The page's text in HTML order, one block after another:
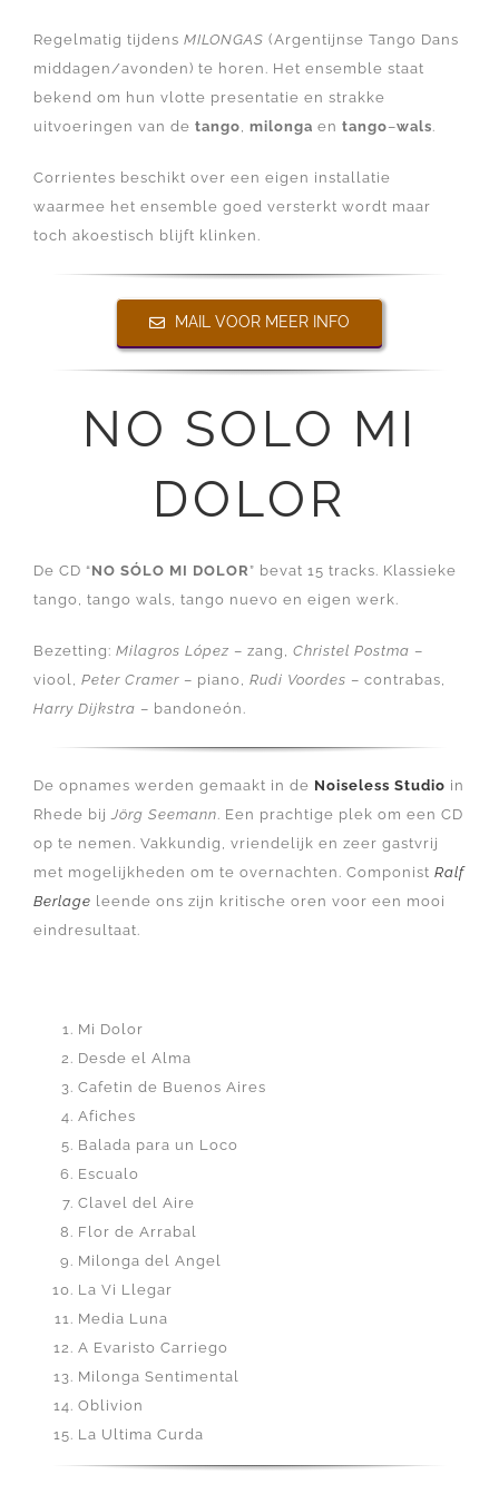
Regelmatig tijdens MILONGAS (Argentijnse Tango Dans
middagen/avonden) te horen. Het ensemble staat
bekend om hun vlotte presentatie en strakke
uitvoeringen van de tango, milonga en tango–wals.
Corrientes beschikt over een eigen installatie
waarmee het ensemble goed versterkt wordt maar
toch akoestisch blijft klinken.
MAIL VOOR MEER INFO
NO SOLO MI
DOLOR
De CD “NO SÓLO MI DOLOR” bevat 15 tracks. Klassieke
tango, tango wals, tango nuevo en eigen werk.
Bezetting: Milagros López – zang, Christel Postma –
viool, Peter Cramer – piano, Rudi Voordes – contrabas,
Harry Dijkstra – bandoneón.
De opnames werden gemaakt in de Noiseless Studio in
Rhede bijJörg Seemann. Een prachtige plek om een CD
op te nemen. Vakkundig, vriendelijk en zeer gastvrij
met mogelijkheden om te overnachten. Componist Ralf
Berlage leende ons zijn kritische oren voor een mooi
eindresultaat.
Mi Dolor
Desde el Alma
Cafetin de Buenos Aires
Afiches
Balada para un Loco
Escualo
Clavel del Aire
Flor de Arrabal
Milonga del Angel
La Vi Llegar
Media Luna
A Evaristo Carriego
Milonga Sentimental
Oblivion
La Ultima Curda